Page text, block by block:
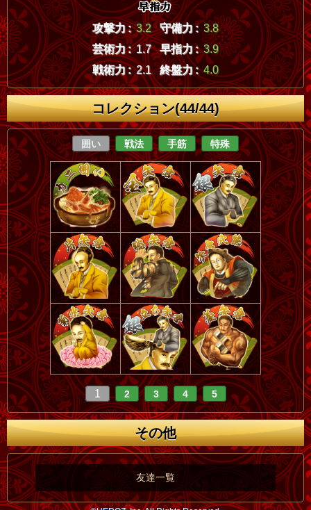
攻撃力 : 3.2 守備力 : 3.8
芸術力 : 1.7 早指力 : 3.9
戦術力 : 2.1 終盤力 : 4.0
コレクション(44/44)
囲い 戦法 手筋 特殊
1 2 3 4 5
その他
友達一覧